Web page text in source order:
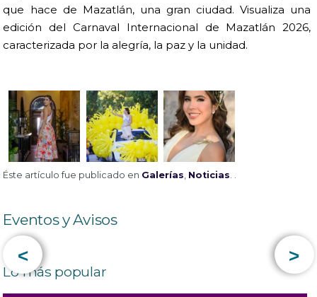
que hace de Mazatlán, una gran ciudad. Visualiza una
edición del Carnaval Internacional de Mazatlán 2026,
caracterizada por la alegría, la paz y la unidad.
Éste artículo fue publicado en Galerías Noticias
Eventos y Avisos
< >
Lo más popular